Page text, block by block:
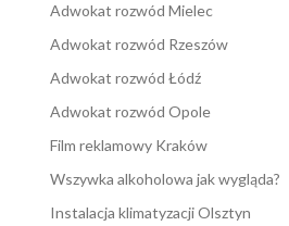
Adwokat rozwód Mielec
Adwokat rozwód Rzeszów
Adwokat rozwód Łódź
Adwokat rozwód Opole
Film reklamowy Kraków
Wszywka alkoholowa jak wygląda?
Instalacja klimatyzacji Olsztyn